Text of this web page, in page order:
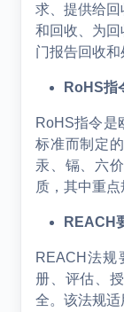
求、提供给
和回收、为
门报告回收和
RoHS指
RoHS指令是
标准而制定
汞、镉、六
质，其中重点
REACH
REACH法
册、评估、
全。该法规适